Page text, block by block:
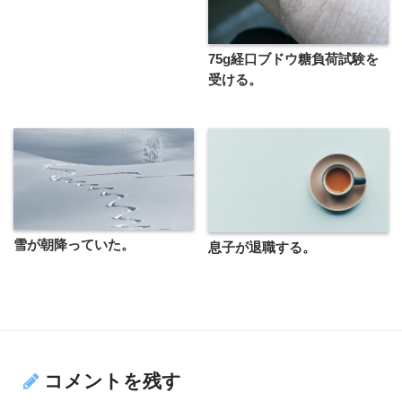
75g経口ブドウ糖負荷試験を
受ける。
雪が朝降っていた。 息子が退職する。
コメントを残す